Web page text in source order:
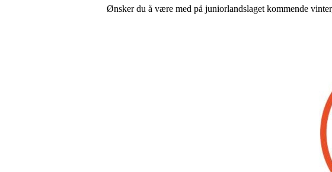
Ønsker du å være med på juniorlandslaget kommende